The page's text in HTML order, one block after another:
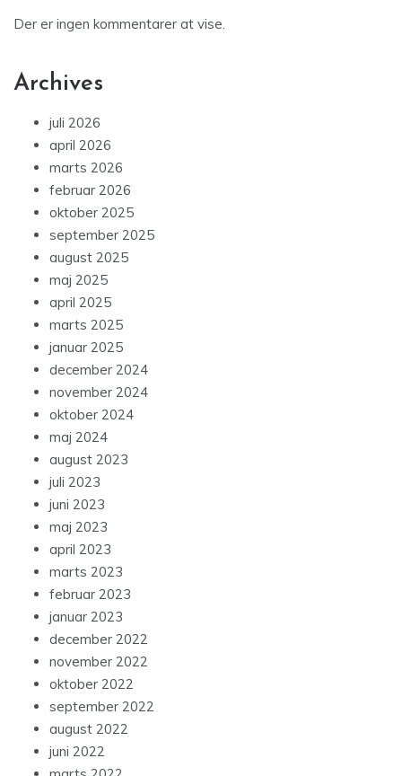
Der er ingen kommentarer at vise.
Archives
juli 2026
april 2026
marts 2026
februar 2026
oktober 2025
september 2025
august 2025
maj 2025
april 2025
marts 2025
januar 2025
december 2024
november 2024
oktober 2024
maj 2024
august 2023
juli 2023
juni 2023
maj 2023
april 2023
marts 2023
februar 2023
januar 2023
december 2022
november 2022
oktober 2022
september 2022
august 2022
juni 2022